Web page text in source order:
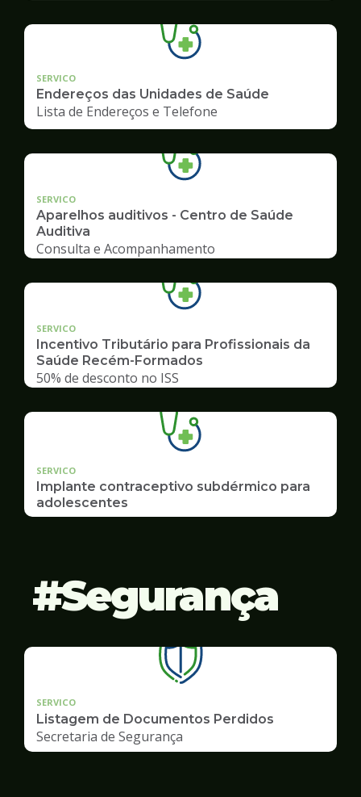
SERVICO
Endereços das Unidades de Saúde
Lista de Endereços e Telefone
SERVICO
Aparelhos auditivos - Centro de Saúde
Auditiva
Consulta e Acompanhamento
SERVICO
Incentivo Tributário para Profissionais da
Saúde Recém-Formados
50% de desconto no ISS
SERVICO
Implante contraceptivo subdérmico para
adolescentes
Segurança
SERVICO
Listagem de Documentos Perdidos
Secretaria de Segurança